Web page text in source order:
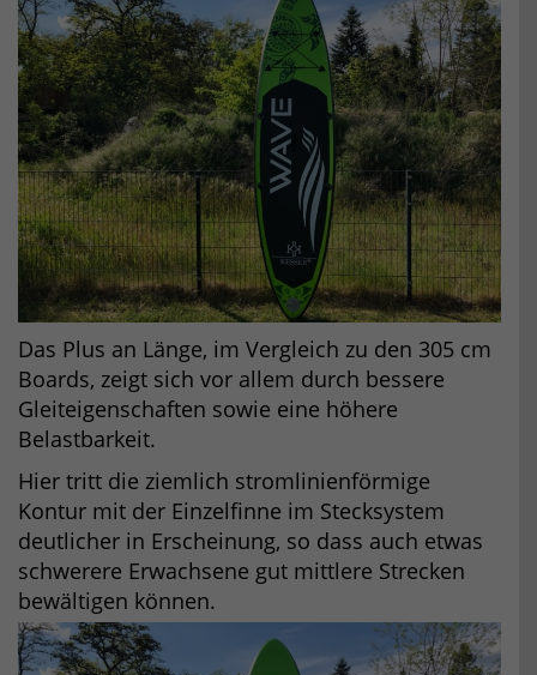
Das Plus an Länge, im Vergleich zu den 305 cm
Boards, zeigt sich vor allem durch bessere
Gleiteigenschaften sowie eine höhere
Belastbarkeit.
Hier tritt die ziemlich stromlinienförmige
Kontur mit der Einzelfinne im Stecksystem
deutlicher in Erscheinung, so dass auch etwas
schwerere Erwachsene gut mittlere Strecken
bewältigen können.